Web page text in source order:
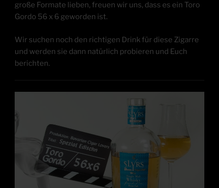
gro­ße For­ma­te lie­ben, freu­en wir uns, dass es ein Toro
Gordo 56 x 6 gewor­den ist.
Wir suchen noch den rich­ti­gen Drink für die­se Zigar­re
und wer­den sie dann natür­lich pro­bie­ren und Euch
berichten.